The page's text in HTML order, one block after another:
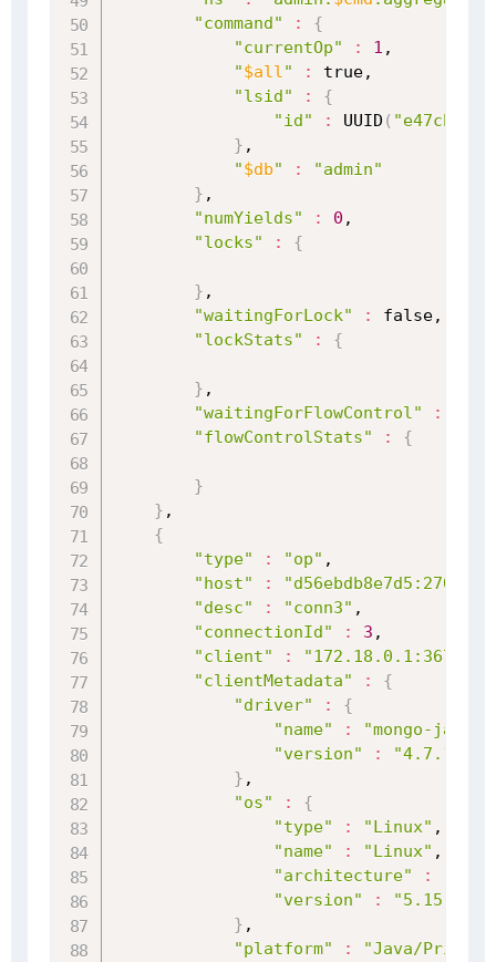
"command"
:
{
"currentOp"
: 1 ,
"$all" :
true,
"lsid"
:
{
"id"
: UUID (
} ,
"$db" :
"admin"
} ,
"numYields"
: 0 ,
"locks"
: {
} ,
"waitingForLock"
:
false,
"lockStats"
: {
} ,
"waitingForFlowControl"
:
"flowControlStats"
: {
}
} ,
{
"type"
: "op" ,
"host"
: "d56ebdb8e7d5:27017"
"desc"
: "conn3" ,
"connectionId"
: 3 ,
"client"
: "172.18.0.1:36714"
"clientMetadata"
:
{
"driver"
:
{
"name"
:
"mongo-
"version"
:
"4.7.1"
} ,
"os"
:
{
"type"
: "Linux" ,
"name"
: "Linux" ,
"architecture"
:
"version"
:
"5.15.0-
} ,
"platform"
:
"Java/Private